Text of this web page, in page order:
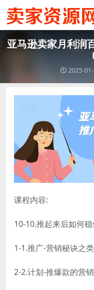
亚马逊卖家月利润
2025-
课程内容:
10-10.推起来后如何
1-1.推广-营销秘诀之
2-2.计划-推爆款的营